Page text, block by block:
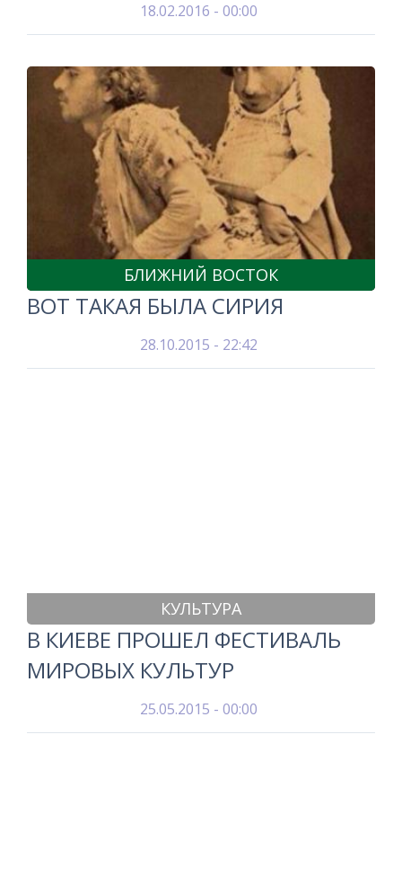
18.02.2016 - 00:00
БЛИЖНИЙ ВОСТОК
ВОТ ТАКАЯ БЫЛА СИРИЯ
28.10.2015 - 22:42
КУЛЬТУРА
В КИЕВЕ ПРОШЕЛ ФЕСТИВАЛЬ
МИРОВЫХ КУЛЬТУР
25.05.2015 - 00:00